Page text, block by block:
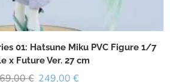
01: Hatsune Miku PVC Figure 1/7
x Future Ver. 27 cm
€ 249,00 €